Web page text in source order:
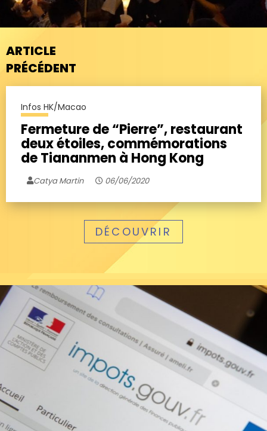
ARTICLE
PRÉCÉDENT
Infos HK/Macao
Fermeture de “Pierre”, restaurant
deux étoiles, commémorations
de Tiananmen à Hong Kong
Catya Martin 06/06/2020
DÉCOUVRIR